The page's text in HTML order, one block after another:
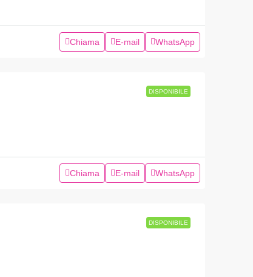
Chiama E-mail WhatsApp
DISPONIBILE
Chiama E-mail WhatsApp
DISPONIBILE